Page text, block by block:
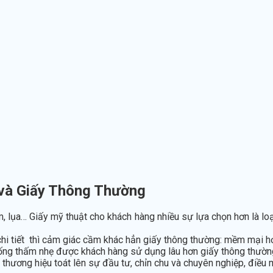
Giấy Thông Thường
lụa… Giấy mỹ thuật cho khách hàng nhiều sự lựa chọn hơn là
tiết thì cảm giác cầm khác hẳn giấy thông thường: mềm mại
thấm nhẹ được khách hàng sử dụng lâu hơn giấy thông
hiệu toát lên sự đầu tư, chỉn chu và chuyên nghiệp, điều